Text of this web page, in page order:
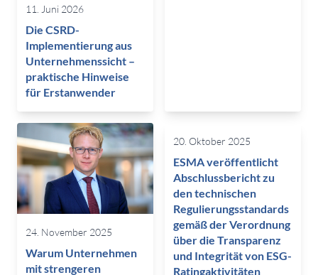
11. Juni 2026
Die CSRD-
Implementierung aus
Unternehmenssicht –
praktische Hinweise
für Erstanwender
24. November 2025
Warum Unternehmen
mit strengeren
20. Oktober 2025
ESMA veröffentlicht
Abschlussbericht zu
den technischen
Regulierungsstandards
gemäß der Verordnung
über die Transparenz
und Integrität von ESG-
Ratingaktivitäten